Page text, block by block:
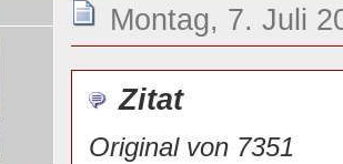
Montag, 7. Juli
Zitat
Original von 7351